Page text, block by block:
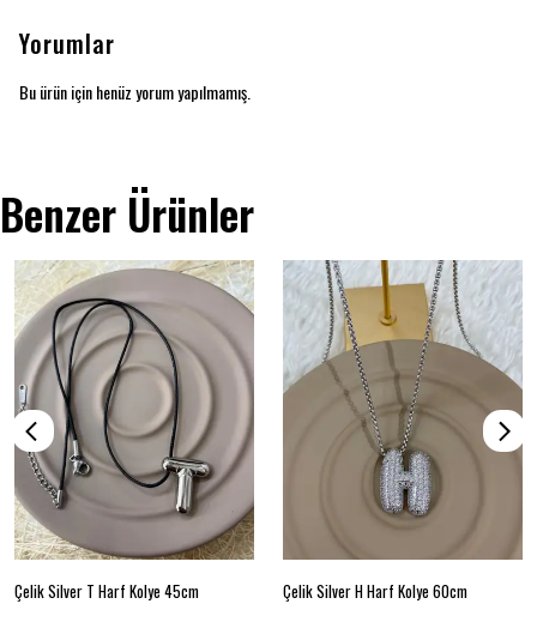
Yorumlar
Bu ürün için henüz yorum yapılmamış.
Benzer Ürünler
Çelik Silver T Harf Kolye 45cm Çelik Silver H Harf Kolye 60cm